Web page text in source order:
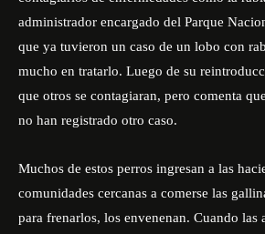
administrador encargado del Parque
que ya tuvieron un caso de un lobo con
mucho en tratarlo. Luego de su
que otros se contagiaran, pero comenta
no han registrado otro caso.
Muchos de estos perros ingresan a las
comunidades cercanas a comerse las
para frenarlos, los envenenan. Cuando las